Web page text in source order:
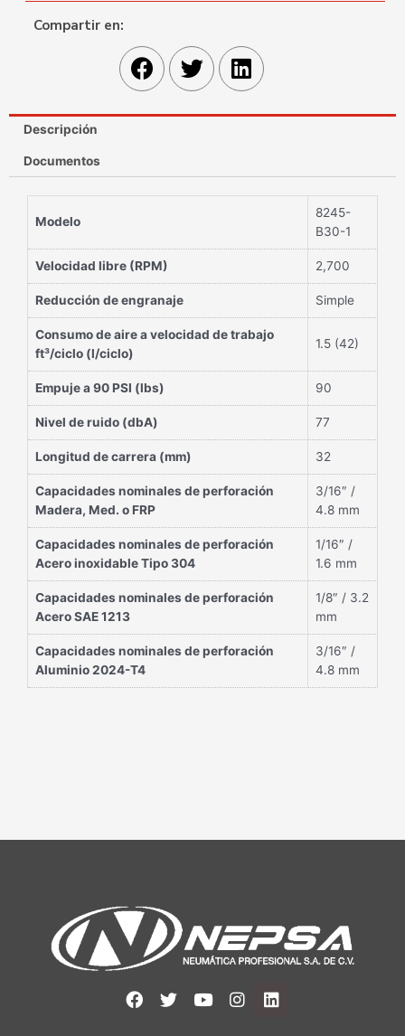
Compartir en:
Descripción
Documentos
Modelo
8245-
B30-1
Velocidad libre (RPM) 2,700
Reducción de engranaje Simple
Consumo de aire a velocidad de trabajo
ft³/ciclo (l/ciclo)
1.5 (42)
Empuje a 90 PSI (lbs) 90
Nivel de ruido (dbA) 77
Longitud de carrera (mm) 32
Capacidades nominales de perforación
Madera, Med. o FRP
3/16″ /
4.8 mm
Capacidades nominales de perforación
Acero inoxidable Tipo 304
1/16″ /
1.6 mm
Capacidades nominales de perforación
Acero SAE 1213
1/8″ / 3.2
mm
Capacidades nominales de perforación
Aluminio 2024-T4
3/16″ /
4.8 mm